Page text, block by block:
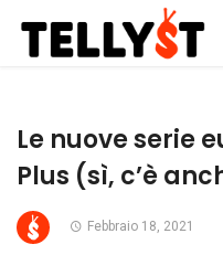
Le nuove serie
Plus (sì, c’è
Febbraio 18, 2021